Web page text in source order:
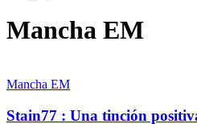
Mancha EM
:
tinción
Mancha EM
Stain77 : Una tinción